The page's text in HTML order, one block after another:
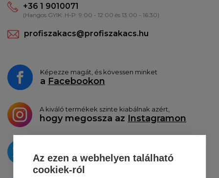
+36 1 9010071
(Hangos GYIK: H-P: 9:00 - 12:00 és 13:00 - 16:30)
profiszakacs@profiszakacs.hu
Képezze magát, és kövessen minket
a Facebookon
A kiváló termékek szinte kiabálnak azért,
hogy megossza az Instagramon
a Twitterentesszük közzé
Az ezen a webhelyen található
cookiek-ról